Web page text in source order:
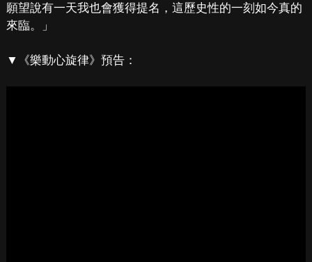
願望說有一天我也會獲得提名，這歷史性的一刻如今真的
來臨。」
▼《樂動心旋律》預告：